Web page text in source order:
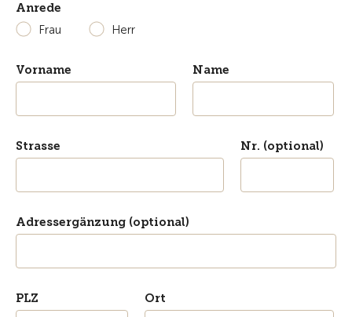
Anrede
Frau
Herr
Vorname Name
Strasse Nr. (optional)
Adressergänzung (optional)
PLZ Ort